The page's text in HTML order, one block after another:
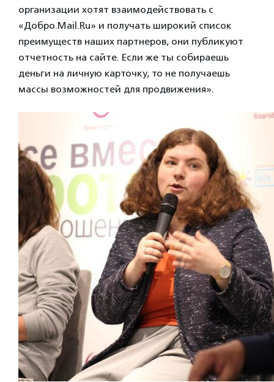
организации хотят взаимодействовать с
«Добро.Mail.Ru» и получать широкий список
преимуществ наших партнеров, они публикуют
отчетность на сайте. Если же ты собираешь
деньги на личную карточку, то не получаешь
массы возможностей для продвижения».